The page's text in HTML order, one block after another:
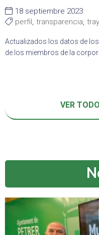
18 septiembre 2023
perfil , transparencia,
Actualizados los datos de
de los miembros de la
VER